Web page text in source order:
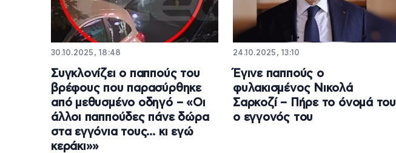
30.10.2025, 18:48
Συγκλονίζει ο παππούς του
βρέφους που παρασύρθηκε
από μεθυσμένο οδηγό – «Οι
άλλοι παππούδες πάνε δώρα
στα εγγόνια τους… κι εγώ
κεράκι»»
24.10.2025, 13:10
Έγινε παππούς ο
φυλακισμένος Νικολά
Σαρκοζί – Πήρε το όνομά του
ο εγγονός του